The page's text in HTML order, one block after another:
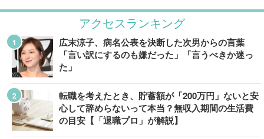
アクセスランキング
広末涼子、病名公表を決断した次男からの言葉
「言い訳にするのも嫌だった」「言うべきか迷っ
た」
転職を考えたとき、貯蓄額が「200万円」ないと安
心して辞めらないって本当？無収入期間の生活費
の目安【「退職プロ」が解説】